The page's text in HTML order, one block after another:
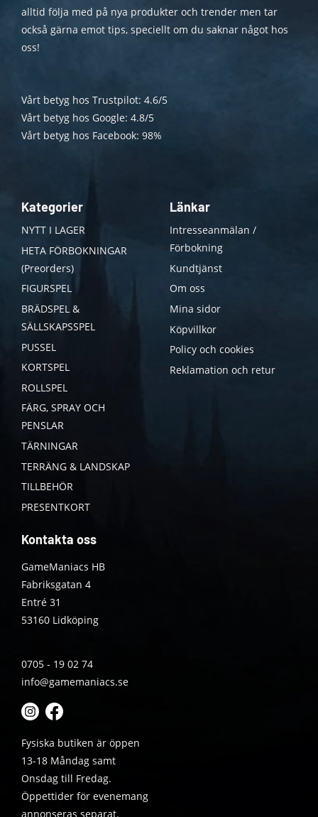
alltid följa med på nya produkter och trender men tar
också gärna emot tips, speciellt om du saknar något hos
oss!
Vårt betyg hos Trustpilot: 4.6/5
Vårt betyg hos Google: 4.8/5
Vårt betyg hos Facebook: 98%
Kategorier
NYTT I LAGER
HETA FÖRBOKNINGAR
(Preorders)
FIGURSPEL
BRÄDSPEL &
SÄLLSKAPSSPEL
PUSSEL
KORTSPEL
ROLLSPEL
FÄRG, SPRAY OCH
PENSLAR
TÄRNINGAR
TERRÄNG & LANDSKAP
TILLBEHÖR
PRESENTKORT
Länkar
Intresseanmälan /
Förbokning
Kundtjänst
Om oss
Mina sidor
Köpvillkor
Policy och cookies
Reklamation och retur
Kontakta oss
GameManiacs HB
Fabriksgatan 4
Entré 31
53160 Lidköping
0705 - 19 02 74
info@gamemaniacs.se
Fysiska butiken är öppen
13-18 Måndag samt
Onsdag till Fredag.
Öppettider för evenemang
annonseras separat.